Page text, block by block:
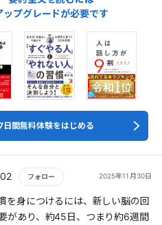
ップグレードが必要です
日間無料体験をはじめる
フォロー 2025年11月30日
を身につけるには、新しい脳の回
があり、約45日、つまり約6週間